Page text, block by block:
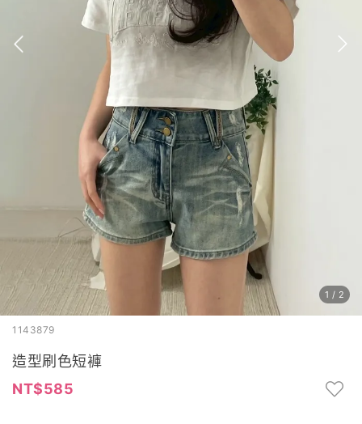
1 / 2
1143879
造型刷色短褲
585